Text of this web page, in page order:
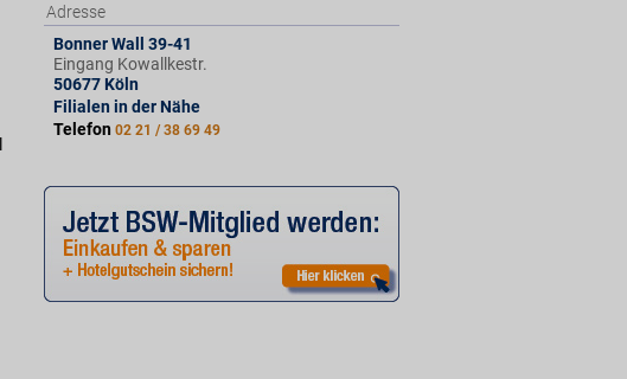
Adresse
Bonner Wall 39-41
Eingang Kowallkestr.
50677 Köln
Filialen in der Nähe
Telefon 02 21 / 38 69 49